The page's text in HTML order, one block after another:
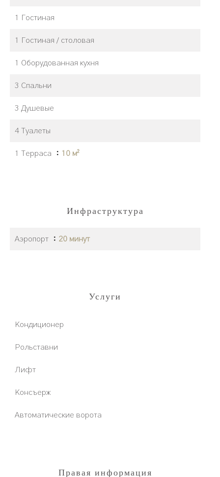
1 Гостиная
1 Гостиная / столовая
1 Оборудованная кухня
3 Спальни
3 Душевые
4 Туалеты
1 Терраса 10 м²
Инфраструктура
Аэропорт 20 минут
Услуги
Кондиционер
Рольставни
Лифт
Консъерж
Автоматические ворота
Правая информация